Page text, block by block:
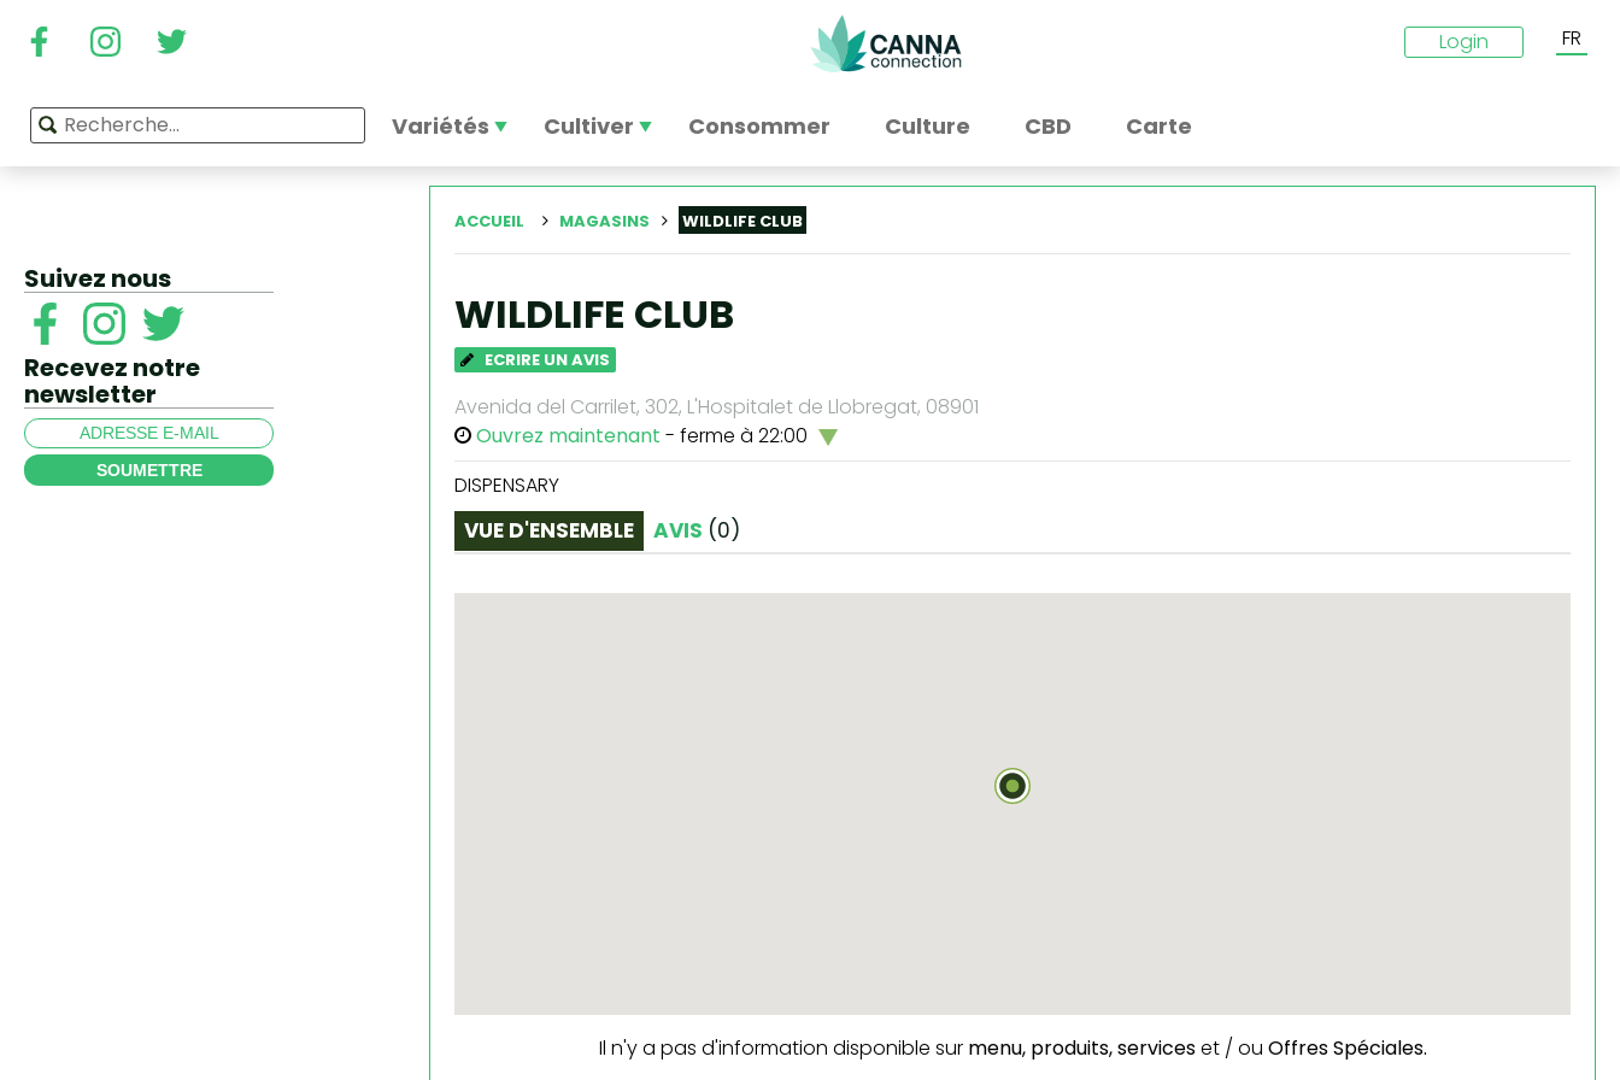
Login FR
Variétés Cultiver Consommer Culture CBD Carte
Suivez nous
Recevez notre
newsletter
SOUMETTRE
ACCUEIL MAGASINS WILDLIFE CLUB
WILDLIFE CLUB
ECRIRE UN AVIS
Avenida del Carrilet, 302, L'Hospitalet de Llobregat, 08901
Ouvrez maintenant - ferme à 22:00
DISPENSARY
VUE D'ENSEMBLE AVIS (0)
Il n'y a pas d'information disponible sur menu, produits,serviceset / ou Offres Spéciales.